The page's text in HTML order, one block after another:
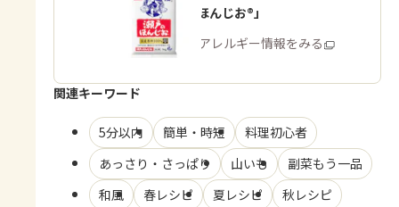
「瀬戸のほんじお®」
商品・アレルギー情報をみる
関連キーワード
5分以内 簡単・時短
料理初心者
あっさり・さっぱり
山いも
副菜もう一品
和風
春レシピ 夏レシピ
秋レシピ